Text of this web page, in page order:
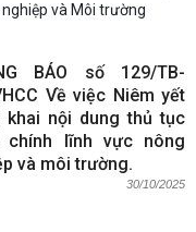
và Môi trường
BÁO số 129/TB-
Về việc Niêm yết
khai nội dung thủ tục
chính lĩnh vực nông
và môi trường.
30/10/2025